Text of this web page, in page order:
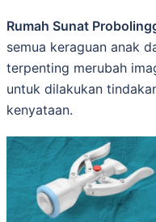
Rumah Sunat
semua keraguan anak
terpenting merubah
untuk dilakukan
kenyataan.